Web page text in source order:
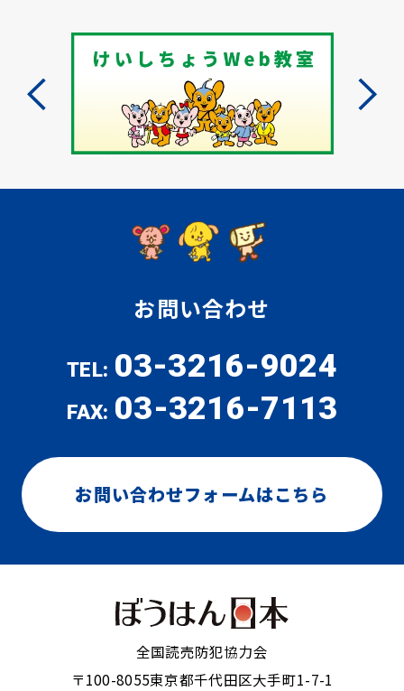
お問い合わせ
TEL: 03-3216-9024
FAX: 03-3216-7113
お問い合わせフォームはこちら
全国読売防犯協力会
〒100-8055東京都千代田区大手町1-7-1